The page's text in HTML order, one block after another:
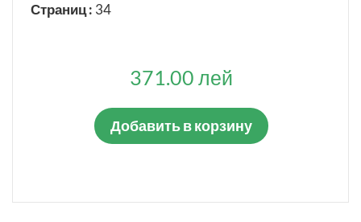
Французский
Немецкий
Страниц : 34
371.00 лей
Добавить в корзину